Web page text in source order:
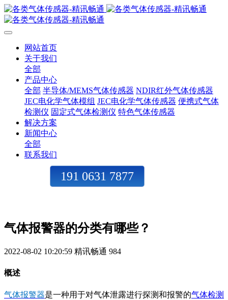
网站首页
关于我们
全部
产品中心
全部 半导体/MEMS气体传感器 NDIR红外气体传感器
JEC电化学气体模组 JEC电化学气体传感器 便携式气体
检测仪 固定式气体检测仪 特色气体传感器
解决方案
新闻中心
全部
联系我们
191 0631 7877
气体报警器的分类有哪些？
2022-08-02 10:20:59 精讯畅通 984
概述
气体报警器是一种用于对气体泄露进行探测和报警的气体检测